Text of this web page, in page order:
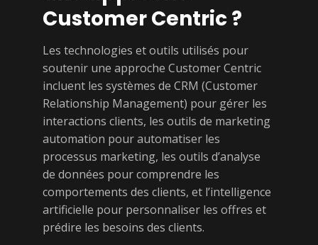
Customer Centric ?
Les technologies et outils utilisés pour
soutenir une approche Customer Centric
incluent les systèmes de CRM (Customer
Relationship Management) pour gérer les
interactions clients, les outils de marketing
automation pour automatiser les
processus marketing, les outils d’analyse
de données pour comprendre les
comportements des clients, et l’intelligence
artificielle pour personnaliser les offres et
prédire les besoins des clients.